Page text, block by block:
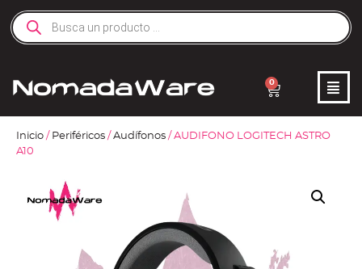
0
Inicio / Periféricos / Audífonos / AUDIFONO LOGITECH ASTRO
A10